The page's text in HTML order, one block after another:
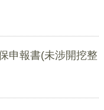
申報書(未涉開挖整